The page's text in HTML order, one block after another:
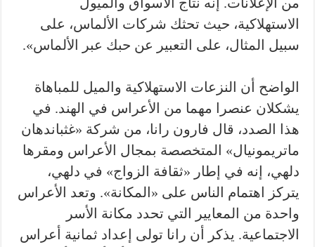
الاستهلاكية، حيث تحثك شركات الألماس، على
سبيل المثال، على التعبير عن حبك عبر الألماس».
الواضح أن النزعات الاستهلاكية والميل للمباهاة
يشكلان عنصرا مهما من الأعراس في الهند. في
هذا الصدد، قال فارون رانا، من شركة «غثباندهان
ماتريمونيال» المتخصصة بمجال الأعراس ومقرها
دلهي، إنه في إطار «ثقافة الزواج» في دلهي،
يتركز اهتمام الناس على «المكانة». وتعد الأعراس
واحدة من المعايير التي تحدد مكانة الأسر
الاجتماعية. يذكر أن رانا تولى إعداد ثمانية أعراس